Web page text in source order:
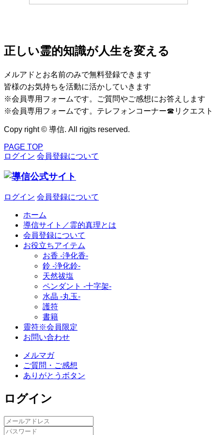
正しい霊的知識が人生を変える
メルアドとお名前のみで無料登録できます
皆様のお気持ちを活動に活かしていきます
※会員専用フォームです。ご質問やご感想にお答えします
※会員専用フォームです。テレフォンコーナー☎リクエスト
Copy right © 導信. All rigjts reserved.
PAGE TOP
ログイン 会員登録について
ログイン 会員登録について
ホーム
導信サイト／霊的真理とは
会員登録について
お役立ちアイテム
お香 ‐浄化香‐
鈴 ‐浄化鈴‐
天然祓塩
ペンダント -十字架-
水晶 -丸玉-
護符
書籍
靈符※会員限定
お問い合わせ
メルマガ
ご質問・ご感想
ありがとうボタン
ログイン